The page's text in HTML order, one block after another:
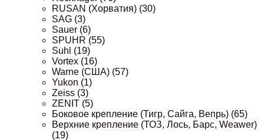
RUSAN (Хорватия) (30)
SAG (3)
Sauer (6)
SPUHR (55)
Suhl (19)
Vortex (16)
Warne (США) (57)
Yukon (1)
Zeiss (3)
ZENIT (5)
Боковое крепление (Тигр, Сайга, Вепрь) (65)
Верхние крепление (ТОЗ, Лось, Барс, Weawer)
(19)